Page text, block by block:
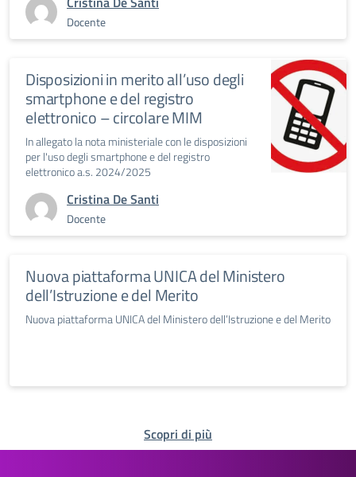
Docente
Disposizioni in merito all’uso degli
smartphone e del registro
elettronico – circolare MIM
In allegato la nota ministeriale con le disposizioni
per l'uso degli smartphone e del registro
elettronico a.s. 2024/2025
Cristina De Santi
Docente
Nuova piattaforma UNICA del Ministero
dell’Istruzione e del Merito
Nuova piattaforma UNICA del Ministero dell’Istruzione e del Merito
Scopri di più